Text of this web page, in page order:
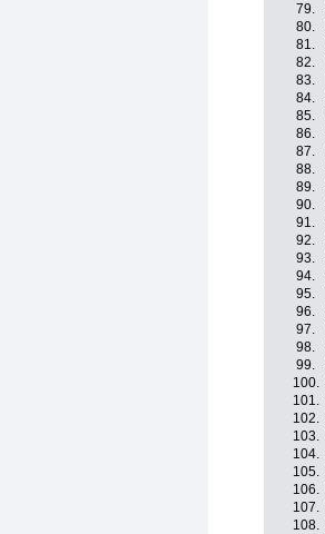
79.
80.
81.
82.
83.
84.
85.
86.
87.
88.
89.
90.
91.
92.
93.
94.
95.
96.
97.
98.
99.
100.
101.
102.
103.
104.
105.
106.
107.
108.